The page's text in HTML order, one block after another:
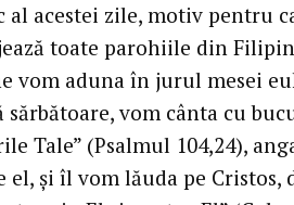
acestei zile, motiv pentru
toate parohiile din
vom aduna în jurul mesei
sărbătoare, vom cânta cu
Tale” (Psalmul 104,24),
el, și îl vom lăuda pe Cristos,